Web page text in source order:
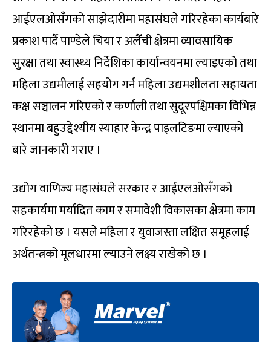
आईएलओसँगको साझेदारीमा महासंघले गरिरहेका कार्यबारे
प्रकाश पार्दै पाण्डेले चिया र अलैँची क्षेत्रमा व्यावसायिक
सुरक्षा तथा स्वास्थ्य निर्देशिका कार्यान्वयनमा ल्याइएको तथा
महिला उद्यमीलाई सहयोग गर्न महिला उद्यमशीलता सहायता
कक्ष सञ्चालन गरिएको र कर्णाली तथा सुदूरपश्चिमका विभिन्न
स्थानमा बहुउद्देश्यीय स्याहार केन्द्र पाइलटिङमा ल्याएको
बारे जानकारी गराए ।
उद्योग वाणिज्य महासंघले सरकार र आईएलओसँगको
सहकार्यमा मर्यादित काम र समावेशी विकासका क्षेत्रमा काम
गरिरहेको छ । यसले महिला र युवाजस्ता लक्षित समूहलाई
अर्थतन्त्रको मूलधारमा ल्याउने लक्ष्य राखेको छ ।